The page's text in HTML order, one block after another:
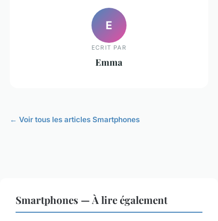
E
ECRIT PAR
Emma
← Voir tous les articles Smartphones
Smartphones — À lire également